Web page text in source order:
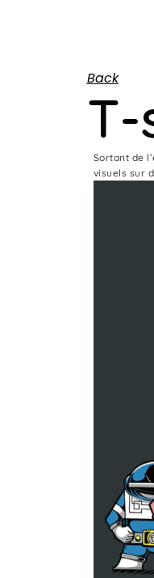
Back
Sortant de
visuels sur